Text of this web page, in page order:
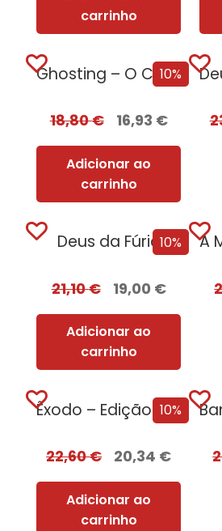
carrinho
10%
Ghosting – O Caminho para o Sexo
18,80€ 16,93 €
Adicionar ao
carrinho
10%
Deus da Fúria
21,10€ 19,00 €
Adicionar ao
carrinho
10%
Êxodo – Edição com EDGES
22,60€ 20,34 €
Adicionar ao
carrinho